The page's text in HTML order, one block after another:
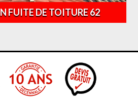
FUITE DE TOITURE 62